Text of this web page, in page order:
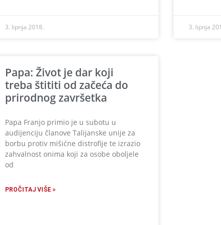
3. lipnja 2018. 3. lipnja
Papa: Život je dar koji
treba štititi od začeća do
prirodnog završetka
Papa Franjo primio je u subotu u
audijenciju članove Talijanske unije za
borbu protiv mišićne distrofije te izrazio
zahvalnost onima koji za osobe oboljele
od
PROČITAJ VIŠE »